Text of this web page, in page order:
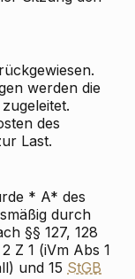
werden die
des
Last.
* A* des
durch
§§ 127, 128
Z 1 (iVm Abs 1
und 15 StGB